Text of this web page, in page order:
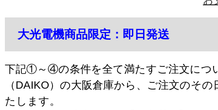
大光電機商品限定：即日発送
下記①～④の条件を全て満たすご注文につ
（DAIKO）の大阪倉庫から、ご注文のそ
たします。